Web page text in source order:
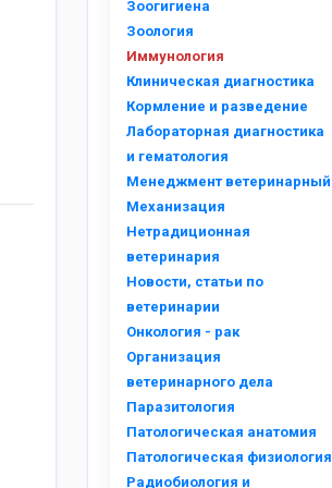
Зоогигиена
Зоология
Иммунология
Клиническая диагностика
Кормление и разведение
Лабораторная диагностика
и гематология
Менеджмент ветеринарный
Механизация
Нетрадиционная
ветеринария
Новости, статьи по
ветеринарии
Онкология - рак
Организация
ветеринарного дела
Паразитология
Патологическая анатомия
Патологическая физиология
Радиобиология и